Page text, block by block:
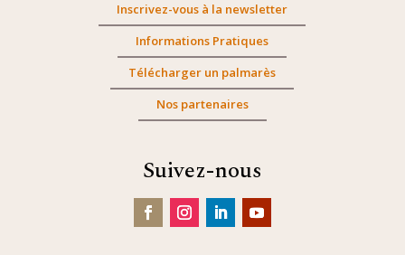
Inscrivez-vous à la newsletter
Informations Pratiques
Télécharger un palmarès
Nos partenaires
Suivez-nous